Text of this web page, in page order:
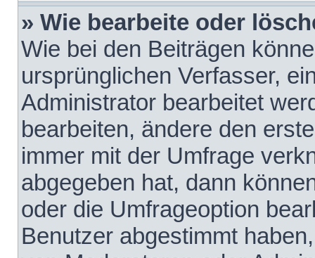
» Wie bearbeite oder
Wie bei den Beiträgen
ursprünglichen Verfasser,
Administrator bearbeitet
bearbeiten, ändere den
immer mit der Umfrage
abgegeben hat, dann
oder die Umfrageoption
Benutzer abgestimmt